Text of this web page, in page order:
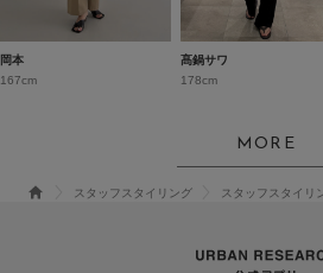
岡本
167cm
髙鍋サワ
178cm
MORE
スタッフスタイリング スタッフスタイリ